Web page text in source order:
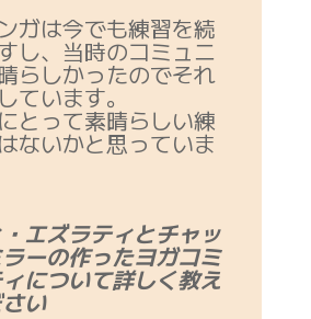
ガは今でも練習を続
し、当時のコミュニ
らしかったのでそれ
ています。
とって素晴らしい練
ないかと思っていま
エズラティとチャッ
ーの作ったヨガコミ
について詳しく教え
い